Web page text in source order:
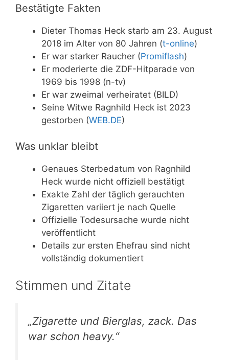
Bestätigte Fakten
Dieter Thomas Heck starb am 23. August
2018 im Alter von 80 Jahren (t-online)
Er war starker Raucher (Promiflash)
Er moderierte die ZDF-Hitparade von
1969 bis 1998 (n-tv)
Er war zweimal verheiratet (BILD)
Seine Witwe Ragnhild Heck ist 2023
gestorben (WEB.DE)
Was unklar bleibt
Genaues Sterbedatum von Ragnhild
Heck wurde nicht offiziell bestätigt
Exakte Zahl der täglich gerauchten
Zigaretten variiert je nach Quelle
Offizielle Todesursache wurde nicht
veröffentlicht
Details zur ersten Ehefrau sind nicht
vollständig dokumentiert
Stimmen und Zitate
„Zigarette und Bierglas, zack. Das
war schon heavy.“